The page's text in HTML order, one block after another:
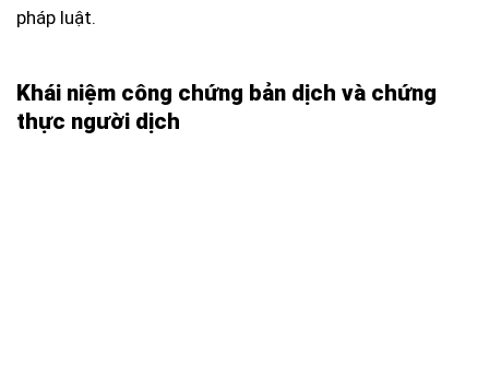
pháp luật.
Khái niệm công chứng bản dịch và chứng
thực người dịch